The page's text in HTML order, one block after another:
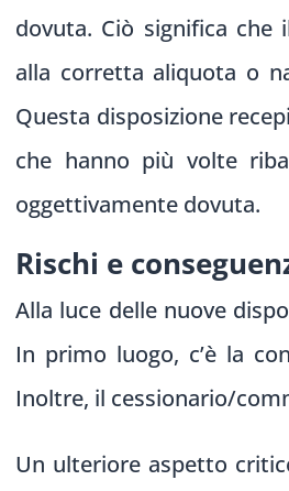
dovuta. Ciò significa che
alla corretta aliquota o
Questa disposizione
che hanno più volte
oggettivamente dovuta.
Rischi e
Alla luce delle nuove
In primo luogo, c’è la
Inoltre, il cessionario/
Un ulteriore aspetto